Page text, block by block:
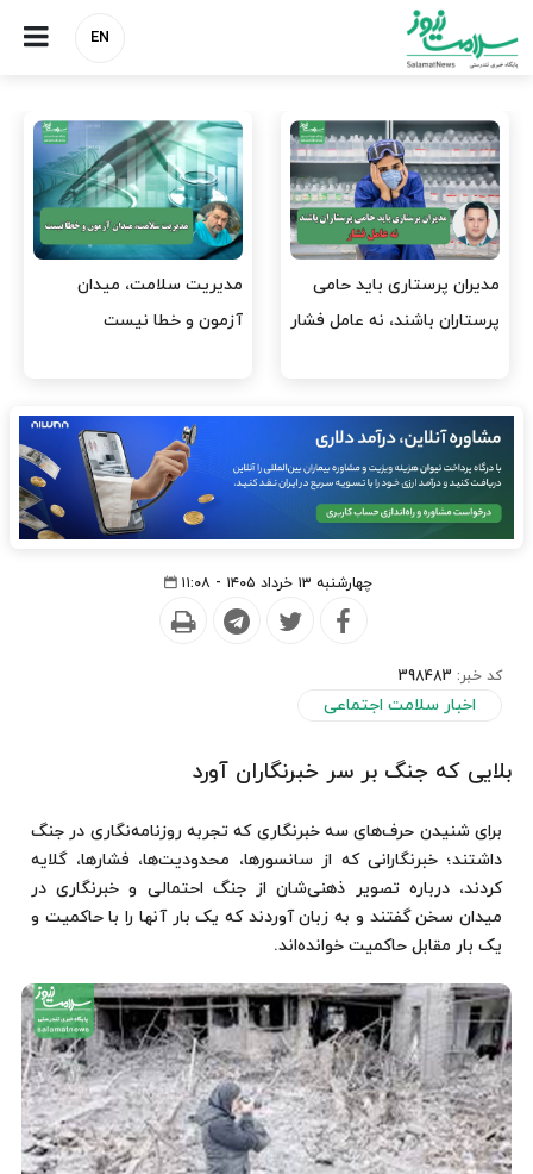
EN
مدیران پرستاری باید حامی
پرستاران باشند، نه عامل فشار
مدیریت سلامت، میدان
آزمون و خطا نیست
چهارشنبه ۱۳ خرداد ۱۴۰۵ - ۱۱:۰۸
کد خبر: 398483
اخبار سلامت اجتماعی
بلایی که جنگ بر سر خبرنگاران آورد
برای شنیدن حرف‌های سه خبرنگاری که تجربه روزنامه‌نگاری در جنگ
داشتند؛ خبرنگارانی که از سانسورها، محدودیت‌ها، فشارها، ‌گلایه
کردند، درباره تصویر ذهنی‌شان از جنگ احتمالی و خبرنگاری در
میدان سخن گفتند و به زبان آوردند که یک بار آنها را با حاکمیت و
یک بار مقابل حاکمیت خوانده‌اند.